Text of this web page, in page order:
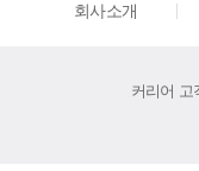
회사소개
커리어 고